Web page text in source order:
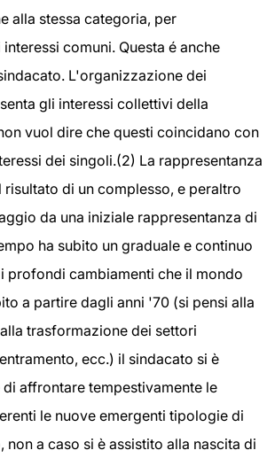
alla stessa categoria, per
comuni. Questa é anche
L'organizzazione dei
gli interessi collettivi della
vuol dire che questi coincidano con
dei singoli.(2) La rappresentanza
risultato di un complesso, e peraltro
da una iniziale rappresentanza di
ha subito un graduale e continuo
profondi cambiamenti che il mondo
a partire dagli anni '70 (si pensi alla
trasformazione dei settori
ecc.) il sindacato si è
affrontare tempestivamente le
le nuove emergenti tipologie di
non a caso si è assistito alla nascita di